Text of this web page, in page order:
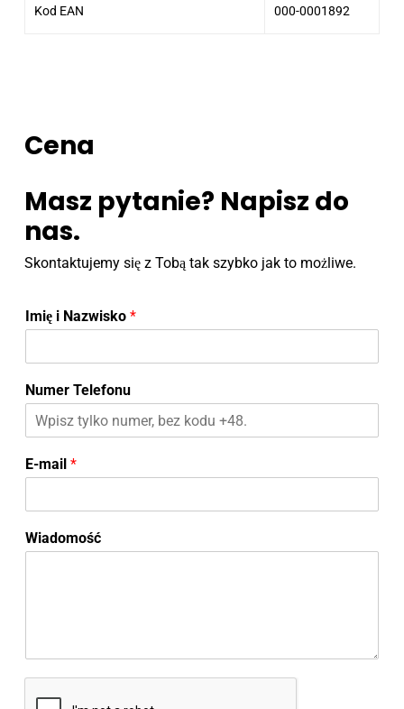
Kod EAN 000-0001892
Cena
Masz pytanie? Napisz do
nas.
Skontaktujemy się z Tobą tak szybko jak to możliwe.
Imię i Nazwisko *
Numer Telefonu
E-mail *
Wiadomość